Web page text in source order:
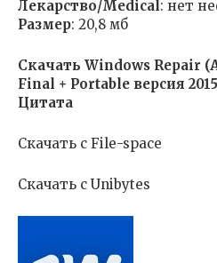
Лекарство/Medical: нет
Размер: 20,8 мб
Скачать Windows Repair
Final + Portable версия
Цитата
Скачать с File-space
Скачать с Unibytes